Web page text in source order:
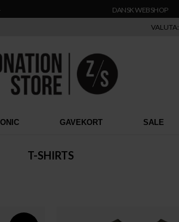
DANSK WEBSHOP
VALUTA:
GAVEKORT SALE
T-SHIRTS